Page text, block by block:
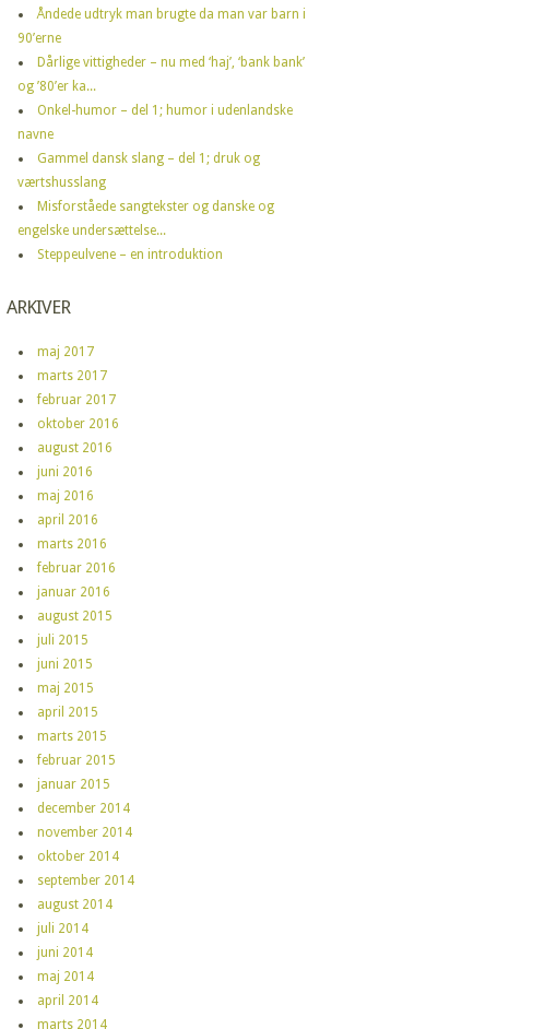
Åndede udtryk man brugte da man var barn i
90’erne
Dårlige vittigheder – nu med ‘haj’, ‘bank bank’
og ’80’er ka...
Onkel-humor – del 1; humor i udenlandske
navne
Gammel dansk slang – del 1; druk og
værtshusslang
Misforståede sangtekster og danske og
engelske undersættelse...
Steppeulvene – en introduktion
ARKIVER
maj 2017
marts 2017
februar 2017
oktober 2016
august 2016
juni 2016
maj 2016
april 2016
marts 2016
februar 2016
januar 2016
august 2015
juli 2015
juni 2015
maj 2015
april 2015
marts 2015
februar 2015
januar 2015
december 2014
november 2014
oktober 2014
september 2014
august 2014
juli 2014
juni 2014
maj 2014
april 2014
marts 2014